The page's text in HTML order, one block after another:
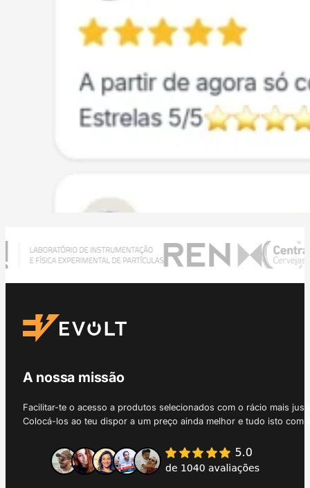
A nossa missão
Facilitar-te o acesso a produtos selecionados com o rácio mais
Colocá-los ao teu dispor a um preço ainda melhor e tudo isto